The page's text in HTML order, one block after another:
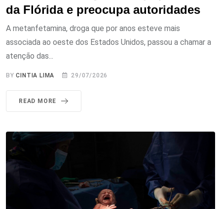
da Flórida e preocupa autoridades
A metanfetamina, droga que por anos esteve mais
associada ao oeste dos Estados Unidos, passou a chamar a
atenção das...
BYCINTIA LIMA 29/07/2026
READ MORE